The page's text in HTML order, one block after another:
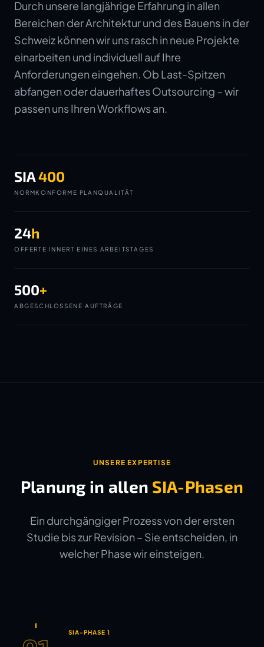
Durch unsere langjährige Erfahrung in allen
Bereichen der Architektur und des Bauens in der
Schweiz können wir uns rasch in neue Projekte
einarbeiten und individuell auf Ihre
Anforderungen eingehen. Ob Last-Spitzen
abfangen oder dauerhaftes Outsourcing – wir
passen uns Ihren Workflows an.
SIA400
NORMKONFORME PLANQUALITÄT
24h
OFFERTE INNERT EINES ARBEITSTAGES
500+
ABGESCHLOSSENE AUFTRÄGE
UNSERE EXPERTISE
Planung in allen SIA-Phasen
Ein durchgängiger Prozess von der ersten
Studie bis zur Revision – Sie entscheiden, in
welcher Phase wir einsteigen.
SIA-PHASE 1